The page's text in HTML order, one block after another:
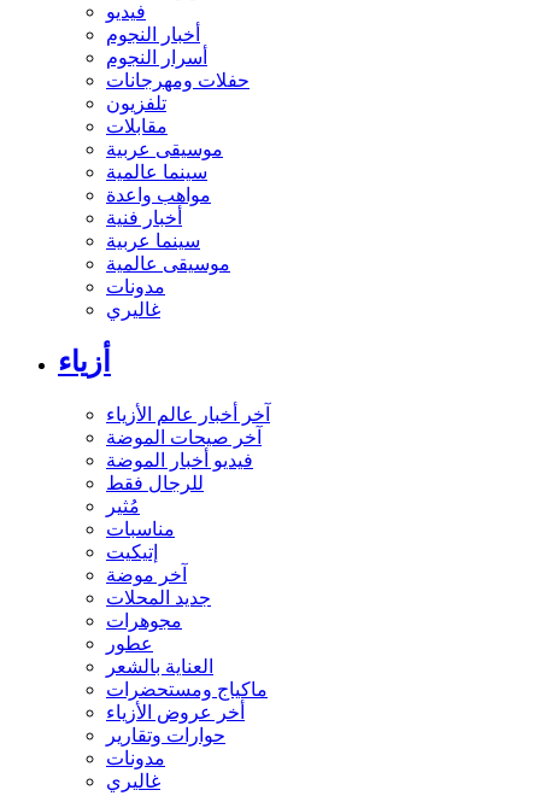
فيديو
أخبار النجوم
أسرار النجوم
حفلات ومهرجانات
تلفزيون
مقابلات
موسيقى عربية
سينما عالمية
مواهب واعدة
أخبار فنية
سينما عربية
موسيقى عالمية
مدونات
غاليري
أزياء
آخر أخبار عالم الأزياء
آخر صيحات الموضة
فيديو أخبار الموضة
للرجال فقط
مُثير
مناسبات
إتيكيت
آخر موضة
جديد المحلات
مجوهرات
عطور
العناية بالشعر
ماكياج ومستحضرات
أخر عروض الأزياء
حوارات وتقارير
مدونات
غاليري